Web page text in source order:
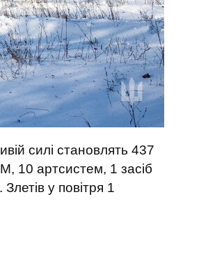
силі становлять 437
10 артсистем, 1 засіб
у повітря 1